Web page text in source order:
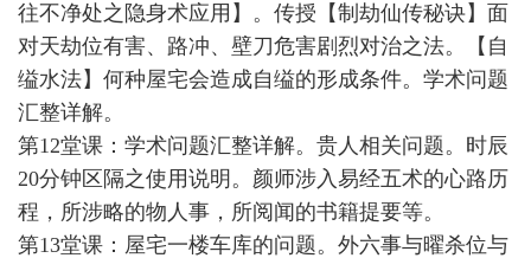
往不净处之隐身术应用】。传授【制劫仙传秘诀】面
对天劫位有害、路冲、壁刀危害剧烈对治之法。【自
缢水法】何种屋宅会造成自缢的形成条件。学术问题
汇整详解。
第12堂课：学术问题汇整详解。贵人相关问题。时辰
20分钟区隔之使用说明。颜师涉入易经五术的心路历
程，所涉略的物人事，所阅闻的书籍提要等。
第13堂课：屋宅一楼车库的问题。外六事与曜杀位与